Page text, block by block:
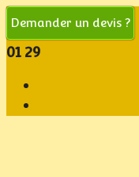
Demander un devis ?
01 29